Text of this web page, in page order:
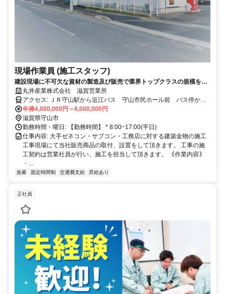
現場作業員 (施工スタッフ)
建設現場に不可欠な資材の製造及び販売で業界トップクラスの規模を誇
る。丸井産業株式会社 滋賀営業所
アクセス: ＪＲ守山駅から近江バス 守山市民ホール前 バス停から
徒歩５分 マイカー通勤可 駐車場あり。
年俸4,000,000円～6,000,000円
滋賀県守山市
勤務時間・曜日: 【勤務時間】 * 8:00~17:00(平日)
仕事内容: 大手ゼネコン・サブコン・工務店に対する建築金物の施工
工事現場にて当社販売商品の取付、設置をして頂きます。 工事の施
工契約は営業社員が行い、施工を担当して頂きます。 ｟作業内容｠
・...
急募 固定時間制 交通費支給 昇給あり
正社員